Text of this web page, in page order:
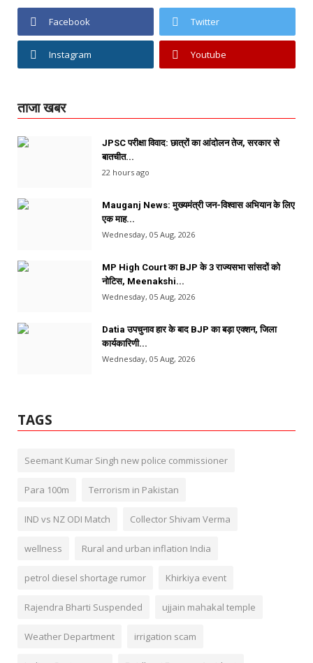
Facebook Twitter
Instagram Youtube
ताजा खबर
JPSC परीक्षा विवाद: छात्रों का आंदोलन तेज, सरकार से
बातचीत...
22 hours ago
Mauganj News: मुख्यमंत्री जन-विश्वास अभियान के लिए
एक माह...
Wednesday, 05 Aug, 2026
MP High Court का BJP के 3 राज्यसभा सांसदों को
नोटिस, Meenakshi...
Wednesday, 05 Aug, 2026
Datia उपचुनाव हार के बाद BJP का बड़ा एक्शन, जिला
कार्यकारिणी...
Wednesday, 05 Aug, 2026
TAGS
Seemant Kumar Singh new police commissioner
Para 100m Terrorism in Pakistan
IND vs NZ ODI Match Collector Shivam Verma
wellness Rural and urban inflation India
petrol diesel shortage rumor Khirkiya event
Rajendra Bharti Suspended ujjain mahakal temple
Weather Department irrigation scam